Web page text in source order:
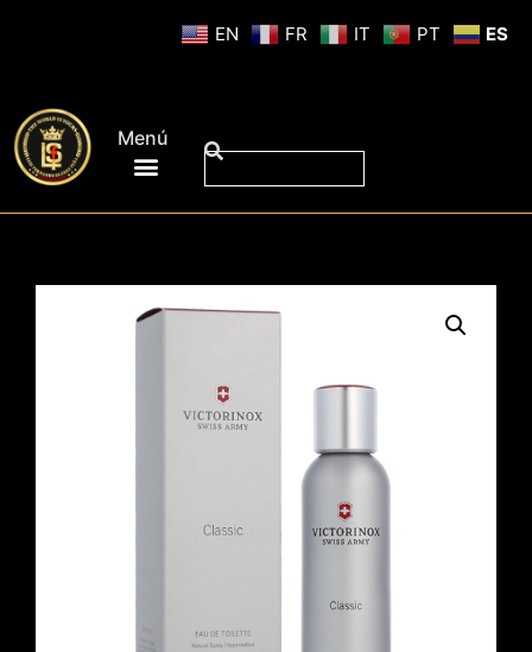
Menú
EN FR IT PT ES